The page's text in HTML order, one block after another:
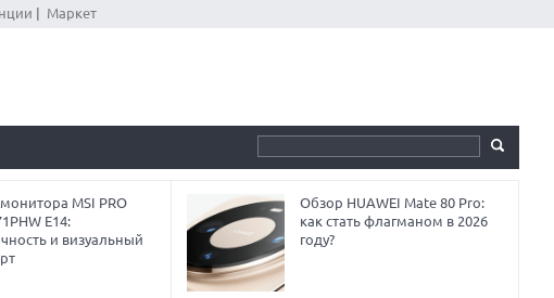
Маркет
MSI PRO
E14:
и визуальный
Обзор HUAWEI Mate 80 Pro:
как стать флагманом в 2026
году?